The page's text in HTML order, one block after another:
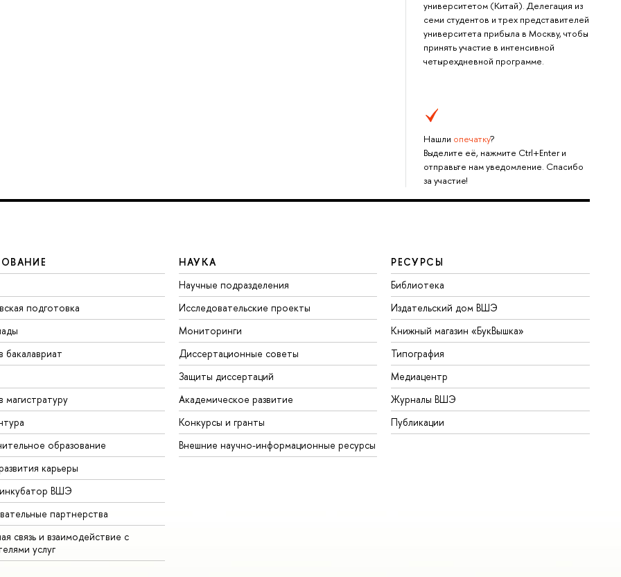
университетом (Китай). Делегация из
семи студентов и трех представителей
университета прибыла в Москву, чтобы
принять участие в интенсивной
четырехдневной программе.
Нашли опечатку?
Выделите её, нажмите Ctrl+Enter и
отправьте нам уведомление. Спасибо
за участие!
подготовка
бакалавриат
магистратуру
образование
карьеры
ВШЭ
партнерства
связь и взаимодействие с
услуг
НАУКА
Научные подразделения
Исследовательские проекты
Мониторинги
Диссертационные советы
Защиты диссертаций
Академическое развитие
Конкурсы и гранты
Внешние научно-информационные ресурсы
РЕСУРСЫ
Библиотека
Издательский дом ВШЭ
Книжный магазин «БукВышка»
Типография
Медиацентр
Журналы ВШЭ
Публикации